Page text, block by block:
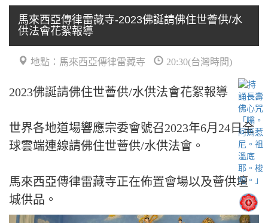
馬來西亞傳律雷藏寺-2023佛誕請佛住世薈供/水
供法會花絮報導
地點：馬來西亞傳律雷藏寺 20:30(台灣時間)
2023佛誕請佛住世薈供/水供法會花絮報導
世界各地道場響應宗委會號召2023年6月24日全
球雲端連線請佛住世薈供/水供法會。
馬來西亞傳律雷藏寺正在佈置會場以及薈供壇
城供品。